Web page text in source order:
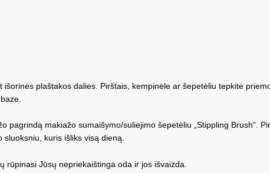
plaštakos dalies. Pirštais, kempinėle ar šepetėliu tepkite
makiažo sumaišymo/suliejimo šepetėliu „Stippling Brush“.
kuris išliks visą dieną.
rūpinasi Jūsų nepriekaištinga oda ir jos išvaizda.